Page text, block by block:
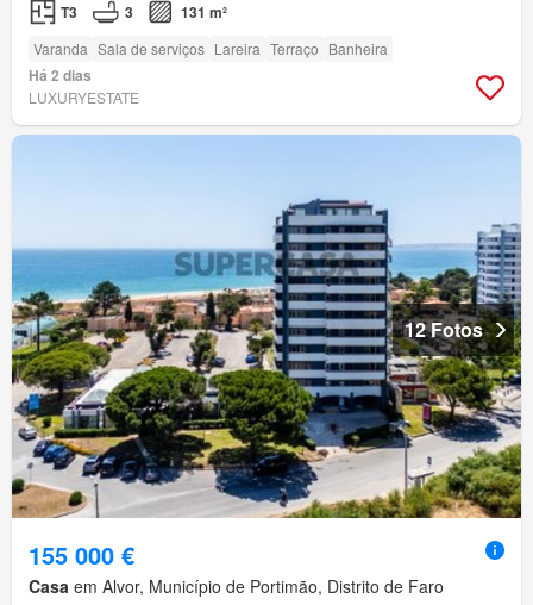
T3 3 131 m²
Varanda Sala de serviços Lareira Terraço Banheira
Há 2 dias
LUXURYESTATE
12 Fotos
155 000 €
Casa em Alvor, Município de Portimão, Distrito de Faro